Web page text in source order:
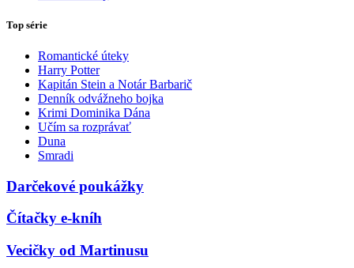
Top série
Romantické úteky
Harry Potter
Kapitán Stein a Notár Barbarič
Denník odvážneho bojka
Krimi Dominika Dána
Učím sa rozprávať
Duna
Smradi
Darčekové poukážky
Čítačky e-kníh
Vecičky od Martinusu